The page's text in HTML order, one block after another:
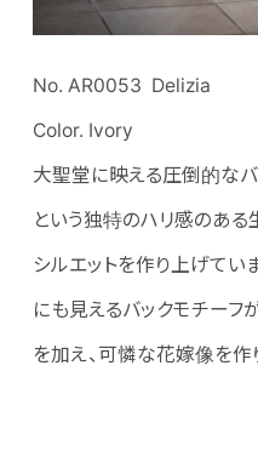
No. AR0053 Delizia
Color. Ivory
大聖堂に映える圧倒的な
という独特のハリ感のある
シルエットを作り上げてい
にも見えるバックモチーフ
を加え、可憐な花嫁像を作